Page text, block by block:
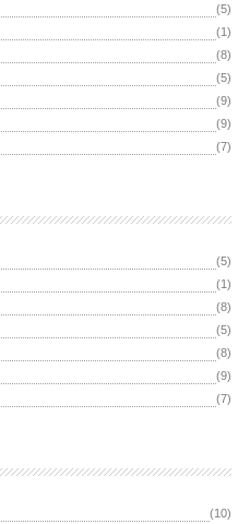
(5)
(1)
(8)
(5)
(9)
(9)
(7)
(5)
(1)
(8)
(5)
(8)
(9)
(7)
(10)